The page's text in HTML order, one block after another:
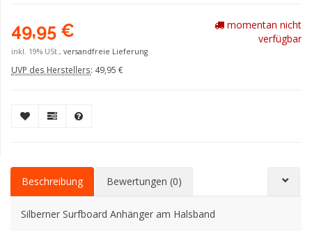
49,95 €
inkl. 19% USt., versandfreie Lieferung
UVP des Herstellers: 49,95 €
momentan nicht
verfügbar
Beschreibung Bewertungen (0)
Silberner Surfboard Anhänger am Halsband